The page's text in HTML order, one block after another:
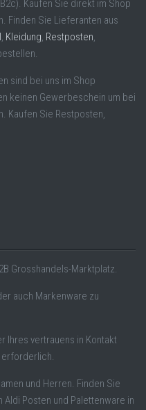
Kaufen Sie direkt im Shop
Finden Sie Lieferanten aus
Kleidung Restposten
sind bei uns im Shop
keinen Gewerbeschein um bei
Kaufen Sie Restposten,
Grosshandels-Marktplatz.
auch Markenware zu
Ihres vertrauens in Kontakt
und Herren. Finden Sie
Aldi Posten und Palettenware in